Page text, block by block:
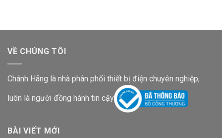
VỀ CHÚNG TÔI
Chánh Hãng là nhà phân phối thiết bị điện chuyên nghiệp,
luôn là người đồng hành tin cậy
BÀI VIẾT MỚI